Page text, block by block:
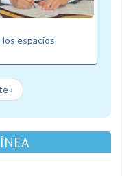
espacios
›